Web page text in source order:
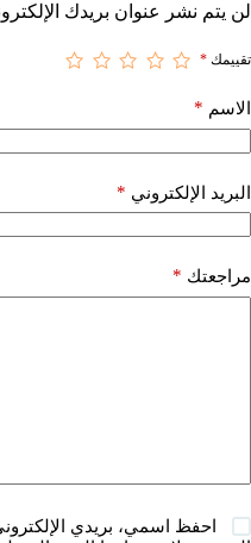
لن يتم نشر عنوان بريدك
تقييمك *
الاسم *
البريد الإلكتروني *
مراجعتك *
احفظ اسمي، بريدي